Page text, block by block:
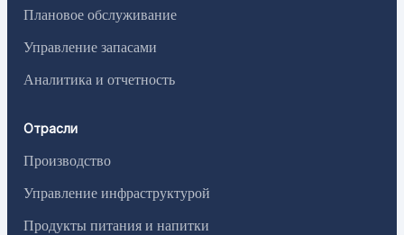
Плановое обслуживание
Управление запасами
Аналитика и отчетность
Отрасли
Производство
Управление инфраструктурой
Продукты питания и напитки